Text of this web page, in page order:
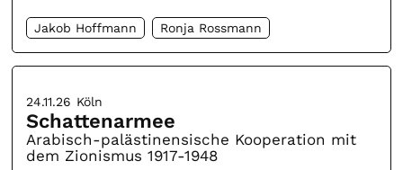
Jakob Hoffmann Ronja Rossmann
24.11.26 Köln
Schattenarmee
Arabisch-palästinensische Kooperation mit
dem Zionismus 1917-1948